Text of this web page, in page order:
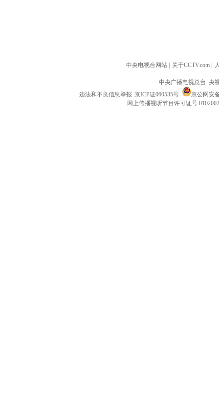
中央电视台网站 关于CCTV.com
中央广播电视总台 央
违法和不良信息举报 京ICP证060535号
京公网安
网上传播视听节目许可证号